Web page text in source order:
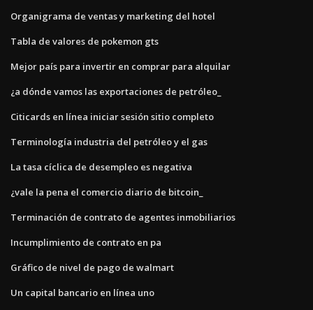
Organigrama de ventas y marketing del hotel
Tabla de valores de pokemon gts
Mejor país para invertir en comprar para alquilar
¿a dónde vamos las exportaciones de petróleo_
Citicards en línea iniciar sesión sitio completo
Terminología industria del petróleo y el gas
La tasa cíclica de desempleo es negativa
¿vale la pena el comercio diario de bitcoin_
Terminación de contrato de agentes inmobiliarios
Incumplimiento de contrato en pa
Gráfico de nivel de pago de walmart
Un capital bancario en línea uno